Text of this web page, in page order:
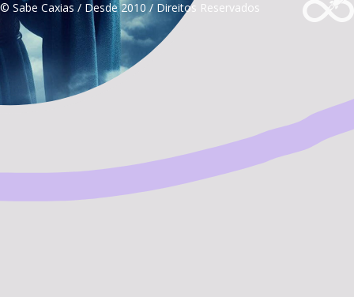
© Sabe Caxias / Desde 2010 / Direitos Reservados